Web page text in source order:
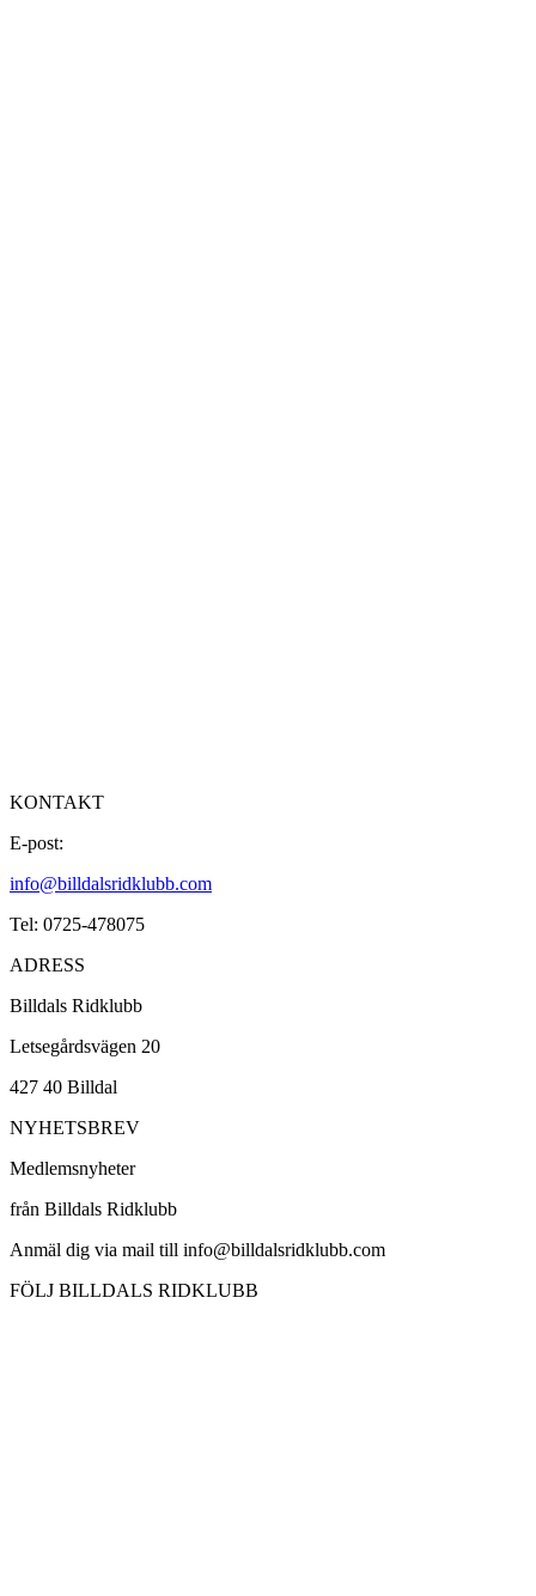
KONTAKT
E-post:
info@billdalsridklubb.com
Tel: 0725-478075
ADRESS
Billdals Ridklubb
Letsegårdsvägen 20
427 40 Billdal
NYHETSBREV
Medlemsnyheter
från Billdals Ridklubb
Anmäl dig via mail till info@billdalsridklubb.com
FÖLJ BILLDALS RIDKLUBB